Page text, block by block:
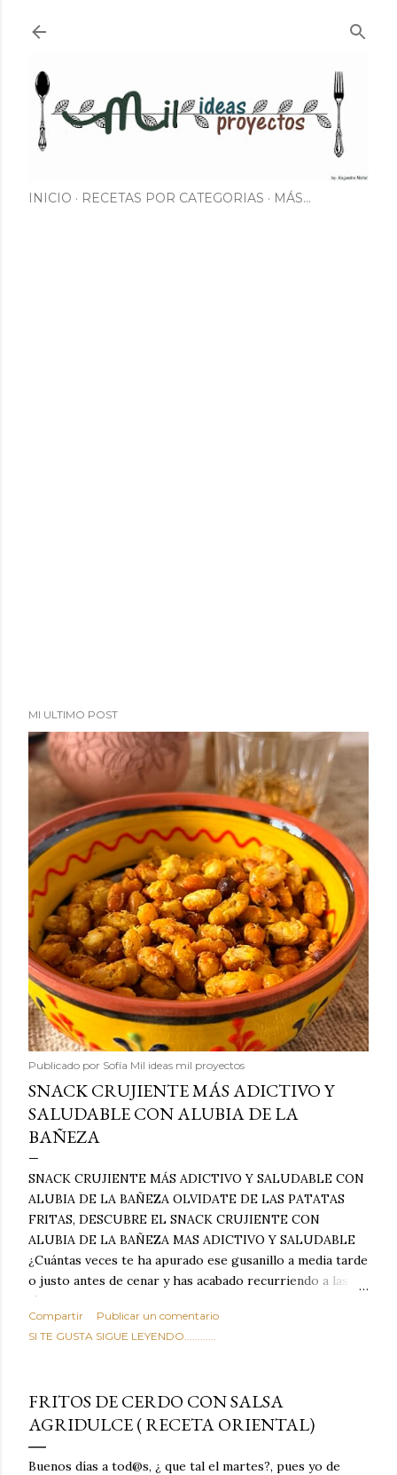
INICIO RECETAS POR CATEGORIAS MÁS…
MI ULTIMO POST
Publicado por Sofía Mil ideas mil proyectos
SNACK CRUJIENTE MÁS ADICTIVO Y
SALUDABLE CON ALUBIA DE LA
BAÑEZA
SNACK CRUJIENTE MÁS ADICTIVO Y SALUDABLE CON
ALUBIA DE LA BAÑEZA OLVIDATE DE LAS PATATAS
FRITAS, DESCUBRE EL SNACK CRUJIENTE CON
ALUBIA DE LA BAÑEZA MAS ADICTIVO Y SALUDABLE
¿Cuántas veces te ha apurado ese gusanillo a media tarde
o justo antes de cenar y has acabado recurriendo a las
típicas patatas de bolsa, frutos secos fritos o snacks
ultraprocesados llenos de grasas saturadas y sodio?
Todos hemos estado ahí. Sin embargo, cuidarse no tiene
satisface. Estas alubias crujientes al horno van a cambiar
por completo tu forma de ver las legumbres. Olvídate de
asociar las alubias únicamente a los guisos tradicionales y
copiosos de invierno. Con esta receta simple pero
Compartir
Publicar un comentario
SI TE GUSTA SIGUE LEYENDO............
FRITOS DE CERDO CON SALSA
AGRIDULCE ( RECETA ORIENTAL)
Buenos días a tod@s, ¿ que tal el martes?, pues yo de